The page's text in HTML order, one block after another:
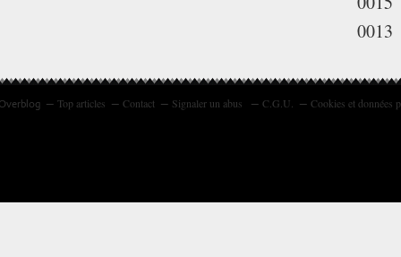
0013
Top articles Contact Signaler un abus C.G.U. Cookies et données